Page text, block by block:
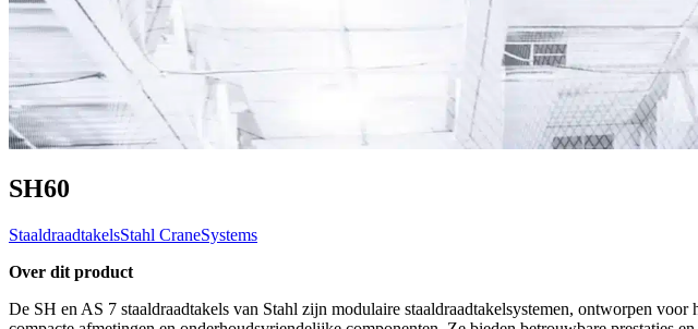
SH60
StaaldraadtakelsStahl CraneSystems
Over dit product
De SH en AS 7 staaldraadtakels van Stahl zijn modulaire staaldraadtakelsystemen, ontworpen